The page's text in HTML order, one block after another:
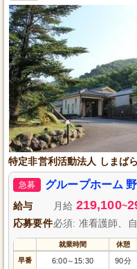
特定非営利活動法人 しまばら
急募 グループホーム
給与 月給 219,100~
応募要件必須: 准看護師、
就業時間 休憩
早番 6:00～ 15:30 90分